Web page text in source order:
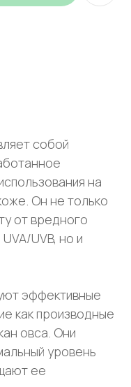
собой
на
Он не только
от вредного
UVB, но и
эффективные
как производные
овса. Они
уровень
ее